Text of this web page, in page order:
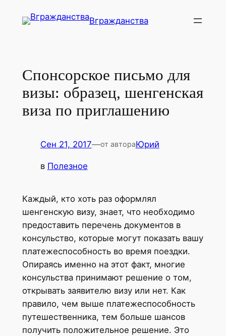
Вгражданства
Спонсорское письмо для
визы: образец, шенгенская
виза по приглашению
Сен 21, 2017—от автораЮрий
в Полезное
Каждый, кто хоть раз оформлял
шенгенскую визу, знает, что необходимо
предоставить перечень документов в
консульство, которые могут показать вашу
платежеспособность во время поездки.
Опираясь именно на этот факт, многие
консульства принимают решение о том,
открывать заявителю визу или нет. Как
правило, чем выше платежеспособность
путешественника, тем больше шансов
получить положительное решение. Это